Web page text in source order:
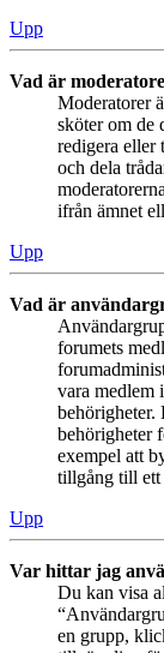
Upp
Vad är
Moderatorer
sköter om de
redigera eller
och dela
ifrån ämnet
Upp
Vad är
forumets
vara medlem
behörigheter.
behörigheter
exempel att
tillgång till
Upp
Var hittar jag
Du kan visa
en grupp,